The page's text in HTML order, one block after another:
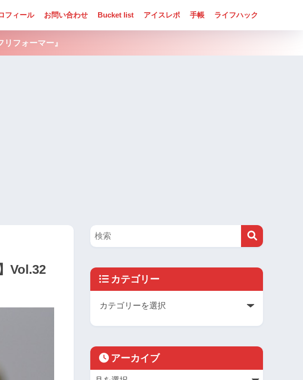
フィール お問い合わせ Bucket list アイスレポ 手帳 ライフハック
フォーマー』
Vol.32
カテゴリー
アーカイブ